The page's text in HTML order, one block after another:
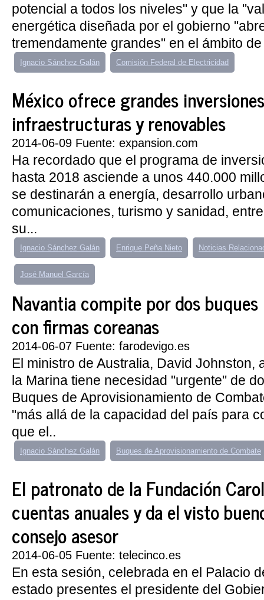
potencial a todos los niveles" y que la
energética diseñada por el gobierno
tremendamente grandes" en el ámbito
Ignacio Sánchez Galán Comisión Federal de Electricidad
México ofrece grandes
infraestructuras y renovables
2014-06-09 Fuente: expansion.com
Ha recordado que el programa de
hasta 2018 asciende a unos 440.000
se destinarán a energía, desarrollo
comunicaciones, turismo y sanidad,
su...
Ignacio Sánchez Galán Enrique Peña Nieto Noticias
José Manuel García
Navantia compite por dos
con firmas coreanas
2014-06-07 Fuente: farodevigo.es
El ministro de Australia, David Johnston,
la Marina tiene necesidad "urgente" de
Buques de Aprovisionamiento de
"más allá de la capacidad del país para
que el..
Ignacio Sánchez Galán Buques de Aprovisionamiento de Combate
El patronato de la Fundación
cuentas anuales y da el visto
consejo asesor
2014-06-05 Fuente: telecinco.es
En esta sesión, celebrada en el Palacio
estado presentes el presidente del